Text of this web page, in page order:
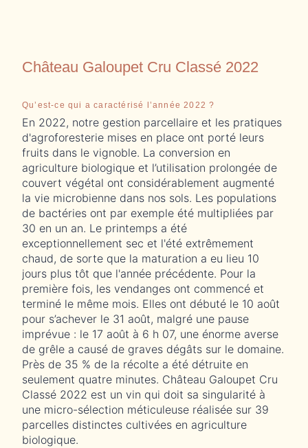
Château Galoupet Cru Classé 2022
Qu’est-ce qui a caractérisé l’année 2022 ?
En 2022, notre gestion parcellaire et les pratiques
d'agroforesterie mises en place ont porté leurs
fruits dans le vignoble. La conversion en
agriculture biologique et l’utilisation prolongée de
couvert végétal ont considérablement augmenté
la vie microbienne dans nos sols. Les populations
de bactéries ont par exemple été multipliées par
30 en un an. Le printemps a été
exceptionnellement sec et l'été extrêmement
chaud, de sorte que la maturation a eu lieu 10
jours plus tôt que l'année précédente. Pour la
première fois, les vendanges ont commencé et
terminé le même mois. Elles ont débuté le 10 août
pour s’achever le 31 août, malgré une pause
imprévue : le 17 août à 6 h 07, une énorme averse
de grêle a causé de graves dégâts sur le domaine.
Près de 35 % de la récolte a été détruite en
seulement quatre minutes. Château Galoupet Cru
Classé 2022 est un vin qui doit sa singularité à
une micro-sélection méticuleuse réalisée sur 39
parcelles distinctes cultivées en agriculture
biologique.